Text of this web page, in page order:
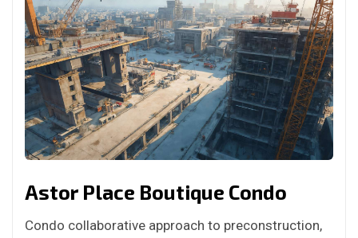
Astor Place Boutique Condo
Condo collaborative approach to preconstruction,